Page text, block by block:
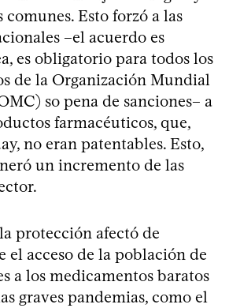
Esto forzó a las
–el acuerdo es
es obligatorio para todos los
de la Organización Mundial
so pena de sanciones– a
farmacéuticos, que,
no eran patentables. Esto,
un incremento de las
protección afectó de
el acceso de la población de
a los medicamentos baratos
graves pandemias, como el